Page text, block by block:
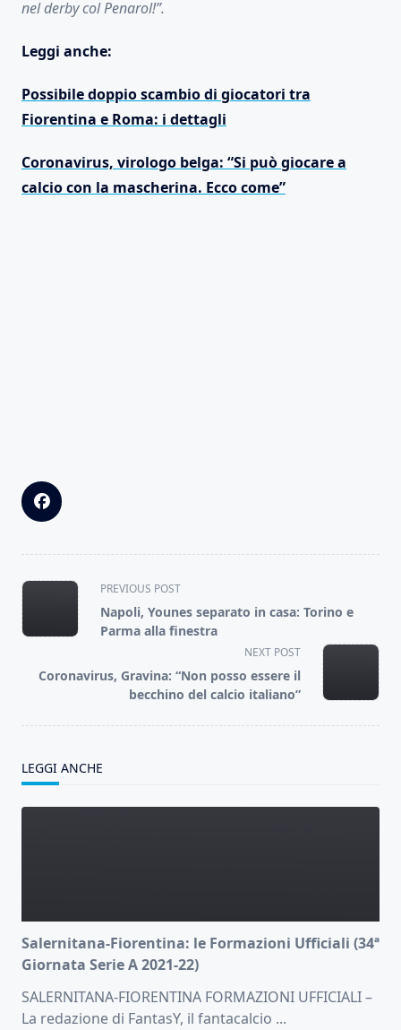
nel derby col Penarol!”.
Leggi anche:
Possibile doppio scambio di giocatori tra
Fiorentina e Roma: i dettagli
Coronavirus, virologo belga: “Si può giocare a
calcio con la mascherina. Ecco come”
<span
class="nav-
subtitle
reader-
text">Page</span>
PREVIOUS POST
Napoli, Younes separato in casa: Torino e
Parma alla finestra
NEXT POST
Coronavirus, Gravina: “Non posso essere il
becchino del calcio italiano”
LEGGI ANCHE
Salernitana-Fiorentina: le Formazioni Ufficiali (34ª
Giornata Serie A 2021-22)
SALERNITANA-FIORENTINA FORMAZIONI UFFICIALI –
La redazione di FantasY, il fantacalcio ...